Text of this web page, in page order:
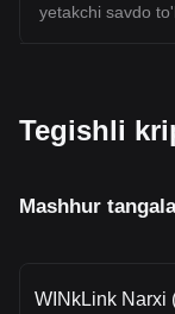
yetakchi savdo
Tegishli
Mashhur
WINkLink Narxi